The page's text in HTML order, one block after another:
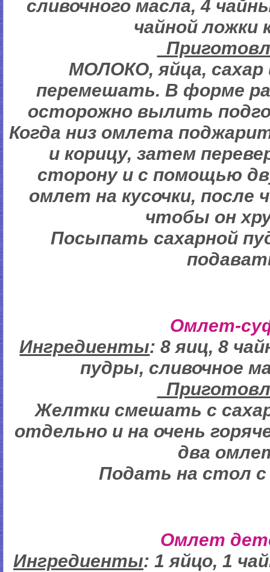
сливочного масла, 4
чайной ложки
МОЛОКО, яйца, сахар
перемешать. В форме
осторожно вылить
Когда низ омлета
и корицу, затем
сторону и с помощью
омлет на кусочки, после
чтобы он
Посыпать сахарной
Омлет-
Ингредиенты: 8 яиц, 8
пудры, сливочное
Желтки смешать с
отдельно и на очень
два
Подать на стол
Омлет
Ингредиенты: 1 яйцо, 1